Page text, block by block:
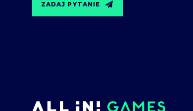
ZADAJ PYTANIE